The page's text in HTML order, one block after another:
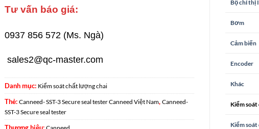
Bộ chỉ thị
Bơm
Cảm biến
Encoder
Khác
Kiểm
Kiểm
Tư vấn báo giá:
0937 856 572 (Ms. Ngà)
sales2@qc-master.com
Danh mục: Kiểm soát chất lượng chai
Thẻ: Canneed- SST-3 Secure seal tester Canneed Việt Nam, Canneed-
SST-3 Secure seal tester